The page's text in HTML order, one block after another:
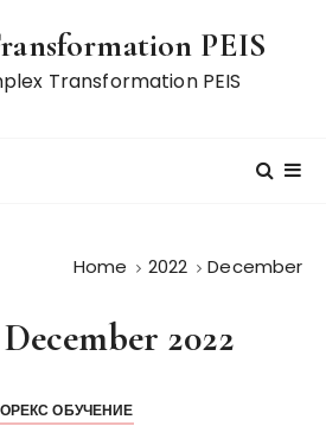
PEIS
Transformation PEIS
Home 2022 December
December 2022
ОБУЧЕНИЕ